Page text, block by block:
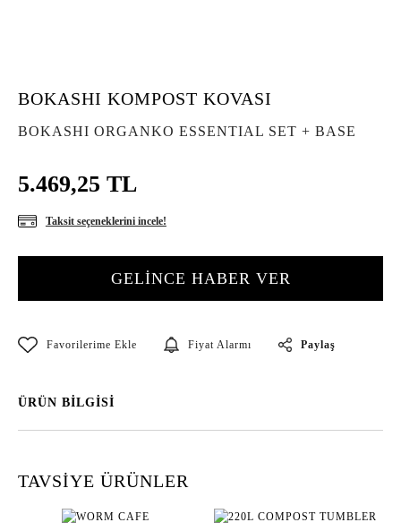
BOKASHI KOMPOST KOVASI
BOKASHI ORGANKO ESSENTIAL SET + BASE
5.469,25 TL
Taksit seçeneklerini incele!
GELİNCE HABER VER
Fiyat Alarmı Paylaş
ÜRÜN BİLGİSİ
TAVSİYE ÜRÜNLER